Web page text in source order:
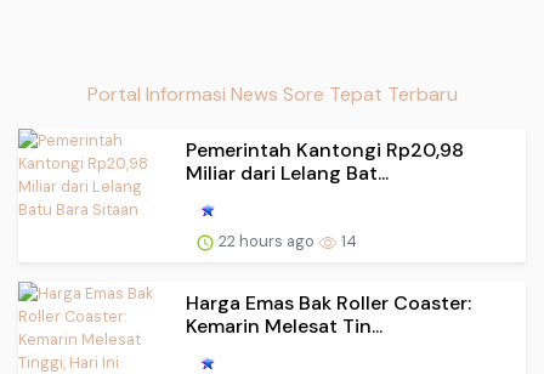
Portal Informasi News Sore Tepat Terbaru
Pemerintah Kantongi Rp20,98
Miliar dari Lelang Bat...
22 hours ago 14
Harga Emas Bak Roller Coaster:
Kemarin Melesat Tin...